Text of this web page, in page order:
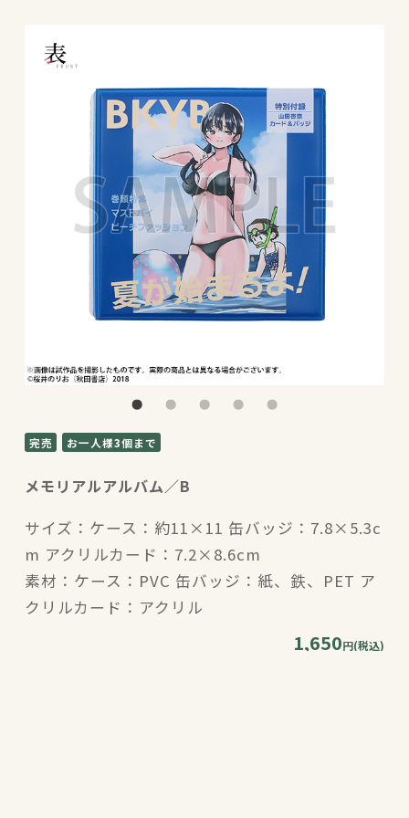
完売 お一人様3個まで
メモリアルアルバム／B
サイズ：ケース：約11×11 缶バッジ：7.8×5.3c
m アクリルカード：7.2×8.6cm
素材：ケース：PVC 缶バッジ：紙、鉄、PET ア
クリルカード：アクリル
1,650円(税込)